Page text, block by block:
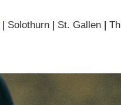
| Solothurn | St. Gallen |